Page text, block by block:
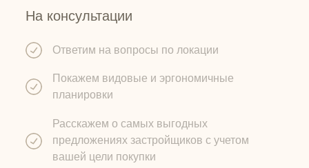
Расскажем о самых выгодных
предложениях застройщиков с учетом
вашей цели покупки
Покажем видовые и эргономичные
планировки
Ответим на вопросы по локации
На консультации